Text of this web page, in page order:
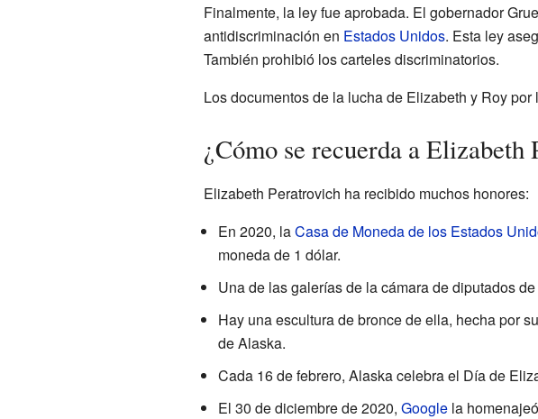
Finalmente, la ley fue aprobada. El gobernador
antidiscriminación en Estados Unidos. Esta ley
También prohibió los carteles discriminatorios.
Los documentos de la lucha de Elizabeth y Roy
¿Cómo se recuerda a Elizabeth
Elizabeth Peratrovich ha recibido muchos honores:
En 2020, laCasa de Moneda de los Estados
moneda de 1 dólar.
Una de las galerías de la cámara de diputados
Hay una escultura de bronce de ella, hecha por
de Alaska.
Cada 16 de febrero, Alaska celebra el Día de
El 30 de diciembre de 2020, Googlela